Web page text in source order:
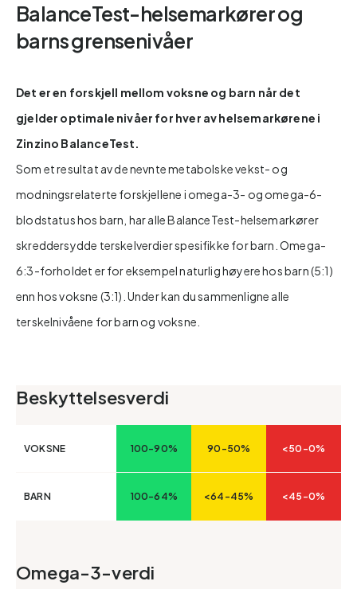
BalanceTest-helsemarkører og
barns grensenivåer
Det er en forskjell mellom voksne og barn når det
gjelder optimale nivåer for hver av helsemarkørene i
Zinzino BalanceTest.
Som et resultat av de nevnte metabolske vekst- og
modningsrelaterte forskjellene i omega-3- og omega-6-
blodstatus hos barn, har alle BalanceTest-helsemarkører
skreddersydde terskelverdier spesifikke for barn. Omega-
6:3-forholdet er for eksempel naturlig høyere hos barn (5:1)
enn hos voksne (3:1). Under kan du sammenligne alle
terskelnivåene for barn og voksne.
Beskyttelsesverdi
VOKSNE 100-90% 90-50% <50-0%
BARN 100-64% <64-45% <45-0%
Omega-3-verdi